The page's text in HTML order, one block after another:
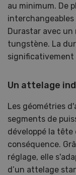
au minimum. De
Durastar avec
tungstène. La
significativement
Un attelage
Les géométries
segments de
développé la
conséquence.
réglage, elle
d’un attelage